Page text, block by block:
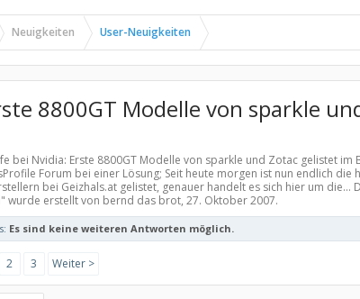
Neuigkeiten User-Neuigkeiten
8800GT Modelle von sparkle
bei Nvidia: Erste 8800GT Modelle von sparkle und Zotac gelistet im
Forum bei einer Lösung; Seit heute morgen ist nun endlich die
bei Geizhals.at gelistet, genauer handelt es sich hier um die...
" wurde erstellt von bernd das brot, 27. Oktober 2007.
Es sind keine weiteren Antworten möglich.
2 3 Weiter >